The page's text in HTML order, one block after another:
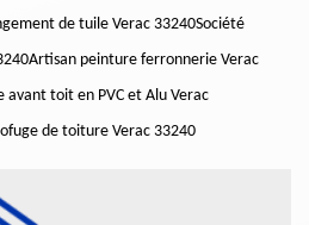
de tuile Verac 33240Société
Artisan peinture ferronnerie Verac
avant toit en PVC et Alu Verac
de toiture Verac 33240